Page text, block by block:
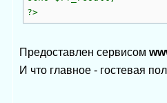
?>
Предоставлен сервисом
И что главное - гостевая